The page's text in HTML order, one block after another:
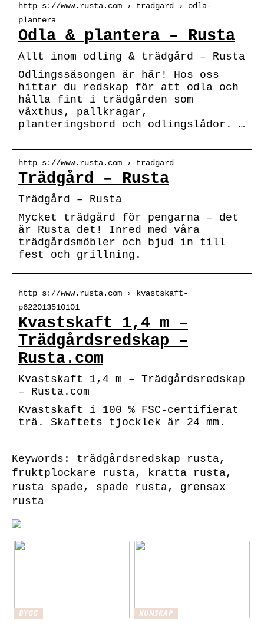
http s://www.rusta.com › tradgard › odla-
plantera
Odla & plantera – Rusta
Allt inom odling & trädgård – Rusta
Odlingssäsongen är här! Hos oss
hittar du redskap för att odla och
hålla fint i trädgården som
växthus, pallkragar,
planteringsbord och odlingslådor. …
http s://www.rusta.com › tradgard
Trädgård – Rusta
Trädgård – Rusta
Mycket trädgård för pengarna – det
är Rusta det! Inred med våra
trädgårdsmöbler och bjud in till
fest och grillning.
http s://www.rusta.com › kvastskaft-
p622013510101
Kvastskaft 1,4 m –
Trädgårdsredskap –
Rusta.com
Kvastskaft 1,4 m – Trädgårdsredskap
– Rusta.com
Kvastskaft i 100 % FSC-certifierat
trä. Skaftets tjocklek är 24 mm.
Keywords: trädgårdsredskap rusta,
fruktplockare rusta, kratta rusta,
rusta spade, spade rusta, grensax
rusta
BYGG KUNSKAP